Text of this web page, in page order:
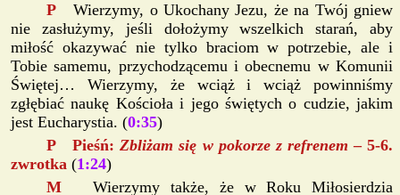
PWierzymy, o Ukochany Jezu, że na Twój gniew
nie zasłużymy, jeśli dołożymy wszelkich starań, aby
miłość okazywać nie tylko braciom w potrzebie, ale i
Tobie samemu, przychodzącemu i obecnemu w Komunii
Świętej… Wierzymy, że wciąż i wciąż powinniśmy
zgłębiać naukę Kościoła i jego świętych o cudzie, jakim
jest Eucharystia. (0:35)
P Pieśń:Zbliżam się w pokorze z refrenem– 5-6.
zwrotka (1:24)
MWierzymy także, że w Roku Miłosierdzia